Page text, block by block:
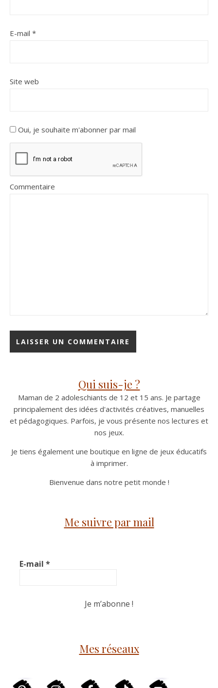
E-mail *
Site web
Oui, je souhaite m'abonner par mail
Commentaire
Qui suis-je ?
Maman de 2 adoleschiants de 12 et 15 ans. Je partage
principalement des idées d'activités créatives, manuelles
et pédagogiques. Parfois, je vous présente nos lectures et
nos jeux.
Je tiens également une boutique en ligne de jeux éducatifs
à imprimer.
Bienvenue dans notre petit monde !
Me suivre par mail
E-mail *
Mes réseaux